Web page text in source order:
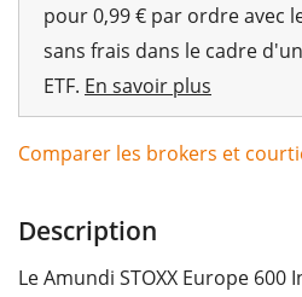
pour 0,99 € par ordre avec
sans frais dans le cadre
ETF. En savoir plus
Comparer les brokers et
Description
Le Amundi STOXX Europe 600